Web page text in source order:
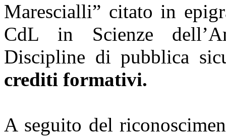
Marescialli” citato in
CdL in Scienze
Discipline di pubblica
crediti formativi.
A seguito del